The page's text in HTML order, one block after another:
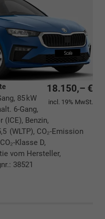
18.150,– €
incl. 19% MwSt.
85 kW
6-Gang,
(ICE), Benzin,
(WLTP), CO₂-Emission
Klasse D,
vom Hersteller,
38521